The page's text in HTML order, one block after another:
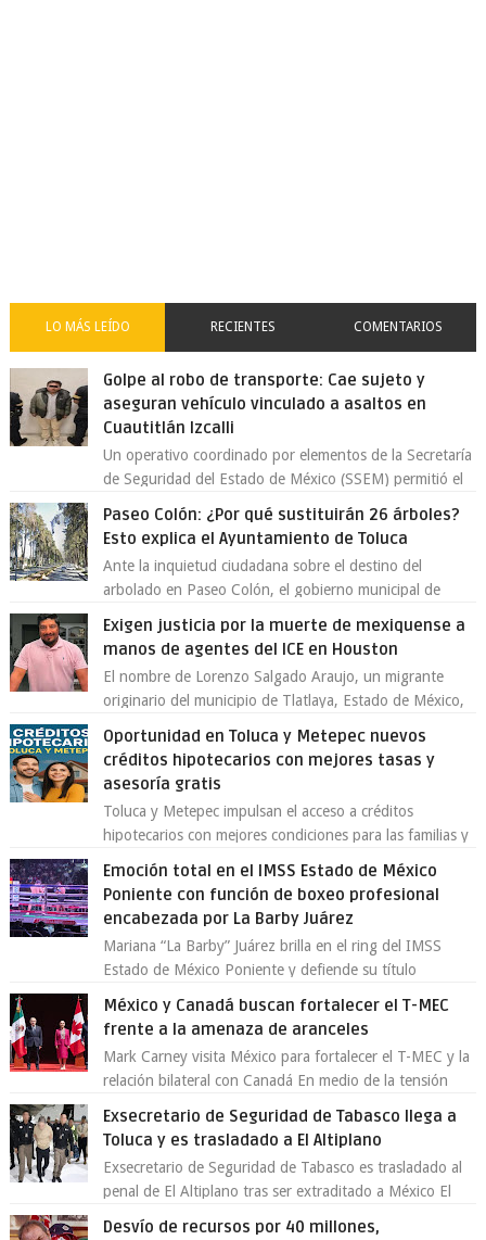
LO MÁS LEÍDO RECIENTES COMENTARIOS
Golpe al robo de transporte: Cae sujeto y
aseguran vehículo vinculado a asaltos en
Cuautitlán Izcalli
Un operativo coordinado por elementos de la Secretaría
de Seguridad del Estado de México (SSEM) permitió el
Paseo Colón: ¿Por qué sustituirán 26 árboles?
Esto explica el Ayuntamiento de Toluca
Ante la inquietud ciudadana sobre el destino del
arbolado en Paseo Colón, el gobierno municipal de
Exigen justicia por la muerte de mexiquense a
manos de agentes del ICE en Houston
El nombre de Lorenzo Salgado Araujo, un migrante
originario del municipio de Tlatlaya, Estado de México,
Oportunidad en Toluca y Metepec nuevos
créditos hipotecarios con mejores tasas y
asesoría gratis
Toluca y Metepec impulsan el acceso a créditos
hipotecarios con mejores condiciones para las familias y
Emoción total en el IMSS Estado de México
Poniente con función de boxeo profesional
encabezada por La Barby Juárez
Mariana “La Barby” Juárez brilla en el ring del IMSS
Estado de México Poniente y defiende su título
México y Canadá buscan fortalecer el T-MEC
frente a la amenaza de aranceles
Mark Carney visita México para fortalecer el T-MEC y la
relación bilateral con Canadá En medio de la tensión
Exsecretario de Seguridad de Tabasco llega a
Toluca y es trasladado a El Altiplano
Exsecretario de Seguridad de Tabasco es trasladado al
penal de El Altiplano tras ser extraditado a México El
exsecretario de Seguridad Públi...
Desvío de recursos por 40 millones,